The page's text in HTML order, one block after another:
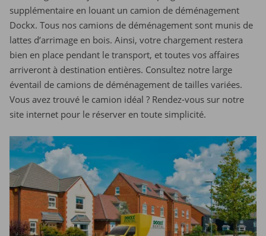
supplémentaire en louant un camion de déménagement
Dockx. Tous nos camions de déménagement sont munis de
lattes d’arrimage en bois. Ainsi, votre chargement restera
bien en place pendant le transport, et toutes vos affaires
arriveront à destination entières. Consultez notre large
éventail de camions de déménagement de tailles variées.
Vous avez trouvé le camion idéal ? Rendez-vous sur notre
site internet pour le réserver en toute simplicité.